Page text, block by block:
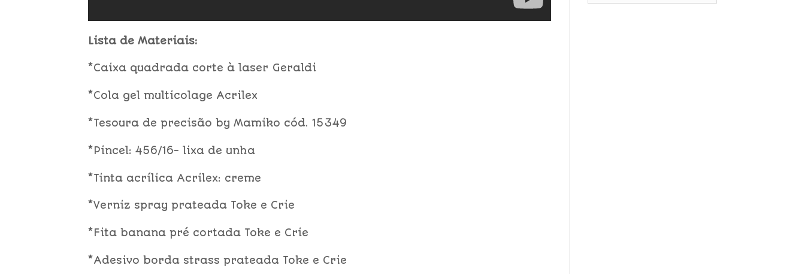
Lista de Materiais:
*Caixa quadrada corte à laser Geraldi
*Cola gel multicolage Acrilex
*Tesoura de precisão by Mamiko cód. 15349
*Pincel: 456/16- lixa de unha
*Tinta acrílica Acrilex: creme
*Verniz spray prateada Toke e Crie
*Fita banana pré cortada Toke e Crie
*Adesivo borda strass prateada Toke e Crie